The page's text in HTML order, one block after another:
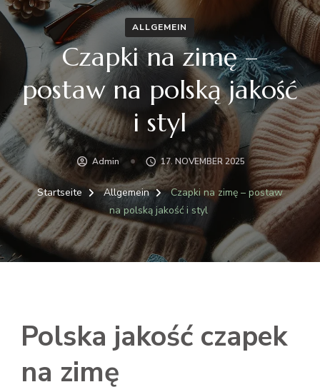
ALLGEMEIN
Czapki na zimę –
postaw na polską jakość
i styl
Admin 17. NOVEMBER 2025
Startseite Allgemein
Czapki na zimę – postaw
na polską jakość i styl
Polska jakość czapek
na zimę